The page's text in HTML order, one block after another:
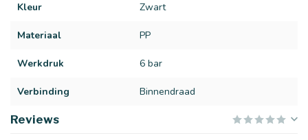
Kleur Zwart
Materiaal PP
Werkdruk 6 bar
Verbinding Binnendraad
Reviews